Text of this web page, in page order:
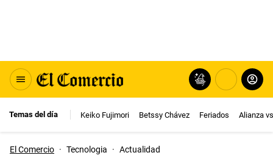
Temas del día Keiko Fujimori Betssy Chávez Feriados Alianza
El Comercio · Tecnologia · Actualidad